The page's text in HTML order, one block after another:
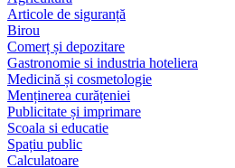
Articole de siguranță
Birou
Comerț și depozitare
Gastronomie si industria hoteliera
Medicină și cosmetologie
Menținerea curățeniei
Publicitate și imprimare
Scoala si educatie
Spațiu public
Calculatoare